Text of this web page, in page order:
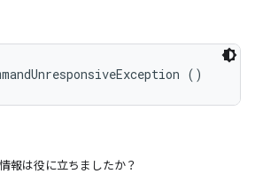
()
報は役に立ちましたか？